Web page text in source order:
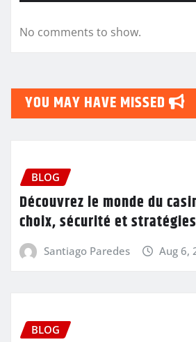
No comments to show.
YOU MAY HAVE MISSED
BLOG
Découvrez le monde du
choix, sécurité et stratégies
Santiago Paredes Aug 6,
BLOG